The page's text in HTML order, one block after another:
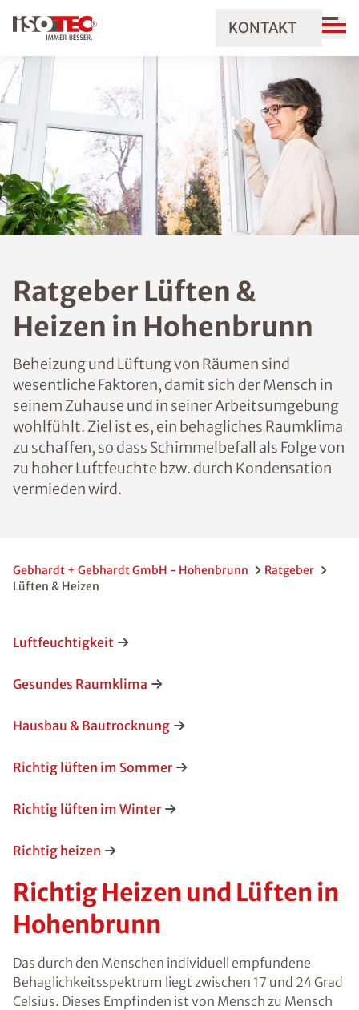
KONTAKT
Ratgeber Lüften &
Heizen in Hohenbrunn
Beheizung und Lüftung von Räumen sind
wesentliche Faktoren, damit sich der Mensch in
seinem Zuhause und in seiner Arbeitsumgebung
wohlfühlt. Ziel ist es, ein behagliches Raumklima
zu schaffen, so dass Schimmelbefall als Folge von
zu hoher Luftfeuchte bzw. durch Kondensation
vermieden wird.
Gebhardt + Gebhardt GmbH - Hohenbrunn
Ratgeber
Lüften & Heizen
Luftfeuchtigkeit
Gesundes Raumklima
Hausbau & Bautrocknung
Richtig lüften im Sommer
Richtig lüften im Winter
Richtig heizen
Richtig Heizen und Lüften in
Hohenbrunn
Das durch den Menschen individuell empfundene
Behaglichkeitsspektrum liegt zwischen 17 und 24 Grad
Celsius. Dieses Empfinden ist von Mensch zu Mensch